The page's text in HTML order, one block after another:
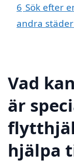
6 Sök efter
andra
Vad
är
hjälpa